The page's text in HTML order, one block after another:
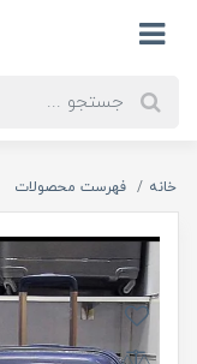
خانه فهرست محصولات